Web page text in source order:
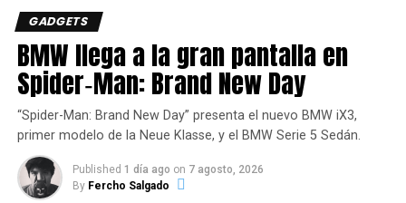
económicas del Steam Deck
Sony y Nintendo también anunciaron recientemente
aumentos de precio para la PS5 y la Switch 2. Lenovo
también ha subido los precios de sus dispositivos
portátiles.
La crisis de la memoria RAM ha afectado al Steam Deck
de otras maneras, ya que ha contribuido a la escasez de
GADGETS
BMW llega a la gran pantalla en
Spider‑Man: Brand New Day
“Spider-Man: Brand New Day” presenta el nuevo BMW iX3,
primer modelo de la Neue Klasse, y el BMW Serie 5 Sedán.
Published 1 día ago on 7 agosto, 2026
By Fercho Salgado